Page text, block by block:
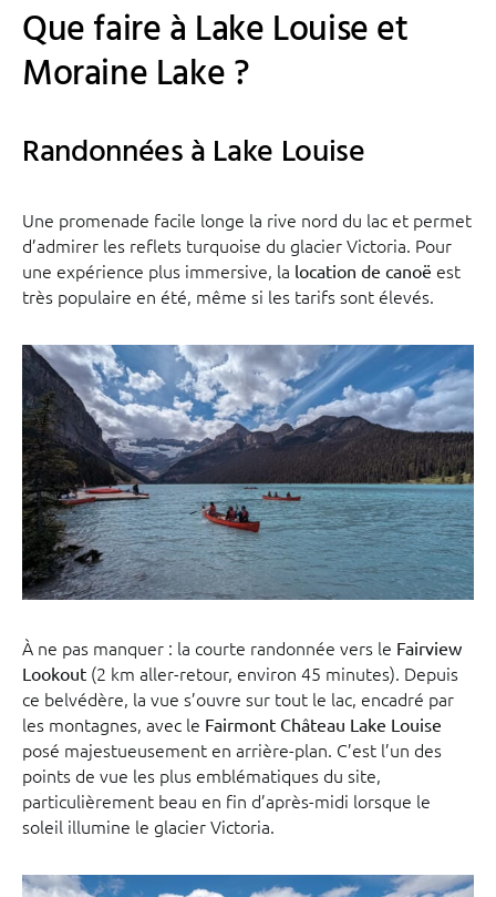
Que faire à Lake Louise et
Moraine Lake ?
Randonnées à Lake Louise
Une promenade facile longe la rive nord du lac et permet
d’admirer les reflets turquoise du glacier Victoria. Pour
une expérience plus immersive, la location de canoë est
très populaire en été, même si les tarifs sont élevés.
À ne pas manquer : la courte randonnée vers le Fairview
Lookout (2 km aller-retour, environ 45 minutes). Depuis
ce belvédère, la vue s’ouvre sur tout le lac, encadré par
les montagnes, avec le Fairmont Château Lake Louise
posé majestueusement en arrière-plan. C’est l’un des
points de vue les plus emblématiques du site,
particulièrement beau en fin d’après-midi lorsque le
soleil illumine le glacier Victoria.